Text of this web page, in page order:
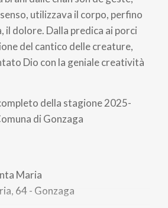
utilizzava il corpo, perfino
il dolore. Dalla predica ai porci
del cantico delle creature,
Dio con la geniale creatività
della stagione 2025-
di Gonzaga
Maria
64 - Gonzaga